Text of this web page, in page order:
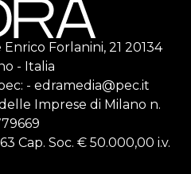
Enrico Forlanini, 21 20134
- Italia
- edramedia@pec.it
Imprese di Milano n.
Cap. Soc. € 50.000,00 i.v.